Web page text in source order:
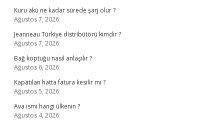
Kuru akü ne kadar sürede şarj olur ?
Ağustos 7, 2026
Jeanneau Türkiye distribütörü kimdir ?
Ağustos 7, 2026
Bağ koptuğu nasıl anlaşılır ?
Ağustos 6, 2026
Kapatılan hatta fatura kesilir mi ?
Ağustos 5, 2026
Ava ismi hangi ülkenin ?
Ağustos 4, 2026